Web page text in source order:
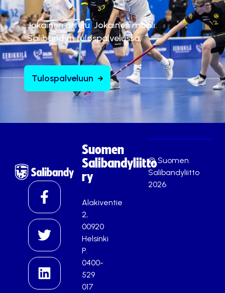
Jokainen ottelu. Jokainen maali.
Salibandyn tulospalvelussa.
Tulospalveluun
Suomen
Salibandyliitto
ry
Alakiventie
2,
00920
Helsinki
P.
0400-
529
017
© Suomen
Salibandyliitto
2026